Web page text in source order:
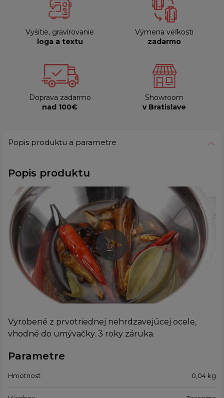
Vyšitie, gravírovanie
loga a textu
Výmena veľkosti
zadarmo
Doprava zadarmo
nad 100€
Showroom
v Bratislave
Popis produktu a parametre
Popis produktu
Vyrobené z prvotriednej nehrdzavejúcej ocele,
vhodné do umývačky. 3 roky záruka.
Parametre
Hmotnosť 0,04 kg